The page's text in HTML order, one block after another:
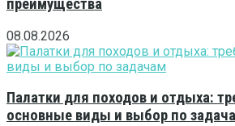
преимущества
08.08.2026
Палатки для походов и отдыха:
основные виды и выбор по